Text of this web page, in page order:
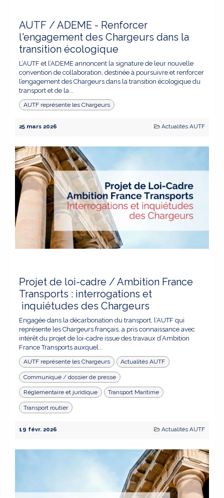
AUTF / ADEME - Renforcer
l'engagement des Chargeurs dans la
transition écologique
L’AUTF et l’ADEME annoncent la signature de leur nouvelle
convention de collaboration, destinée à poursuivre et renforcer
l’engagement des Chargeurs dans la transition écologique du
transport et de la...
AUTF représente les Chargeurs
25 mars 2026 Actualités AUTF
Projet de loi-cadre / Ambition France
Transports : interrogations et
inquiétudes des Chargeurs
Engagée dans la décarbonation du transport, l’AUTF qui
représente les Chargeurs français, a pris connaissance avec
intérêt du projet de loi-cadre issue des travaux d’Ambition
France Transports auxquel...
AUTF représente les Chargeurs Actualités AUTF
Communiqué / dossier de presse
Réglementaire et juridique Transport Maritime
Transport routier
19 févr. 2026 Actualités AUTF